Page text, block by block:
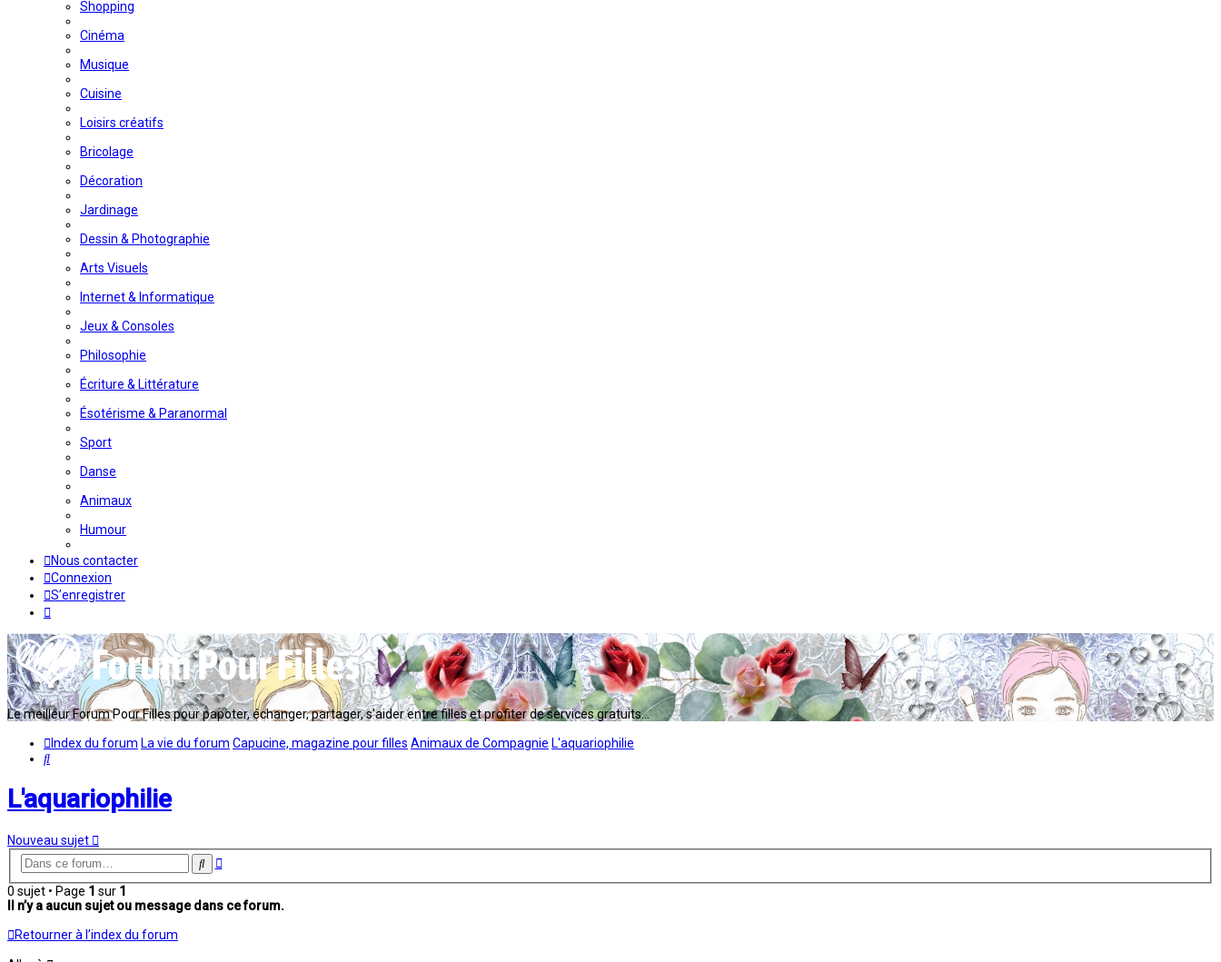
Shopping
Cinéma
Musique
Cuisine
Loisirs créatifs
Bricolage
Décoration
Jardinage
Dessin & Photographie
Arts Visuels
Internet & Informatique
Jeux & Consoles
Philosophie
Écriture & Littérature
Ésotérisme & Paranormal
Sport
Danse
Animaux
Humour
Nous contacter
Connexion
S’enregistrer
Le meilleur Forum Pour Filles pour papoter, échanger, partager, s'aider entre filles et profiter de services gratuits...
Index du forum La vie du forum Capucine, magazine pour filles Animaux de Compagnie L'aquariophilie
Rechercher
L'aquariophilie
Nouveau sujet
Rechercher
Recherche
0 sujet • Page 1 sur 1
Il n’y a aucun sujet ou message dans ce forum.
Retourner à l’index du forum